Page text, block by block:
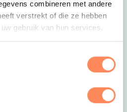
combineren met andere
verstrekt of die ze hebben
gebruik van hun services.
het ZwanenwaterDeze link